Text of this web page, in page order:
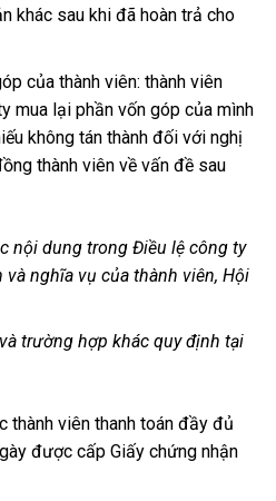
khác sau khi đã hoàn trả cho
của thành viên: thành viên
mua lại phần vốn góp của mình
không tán thành đối với nghị
thành viên về vấn đề sau
nội dung trong Điều lệ công ty
và nghĩa vụ của thành viên, Hội
trường hợp khác quy định tại
thành viên thanh toán đầy đủ
được cấp Giấy chứng nhận